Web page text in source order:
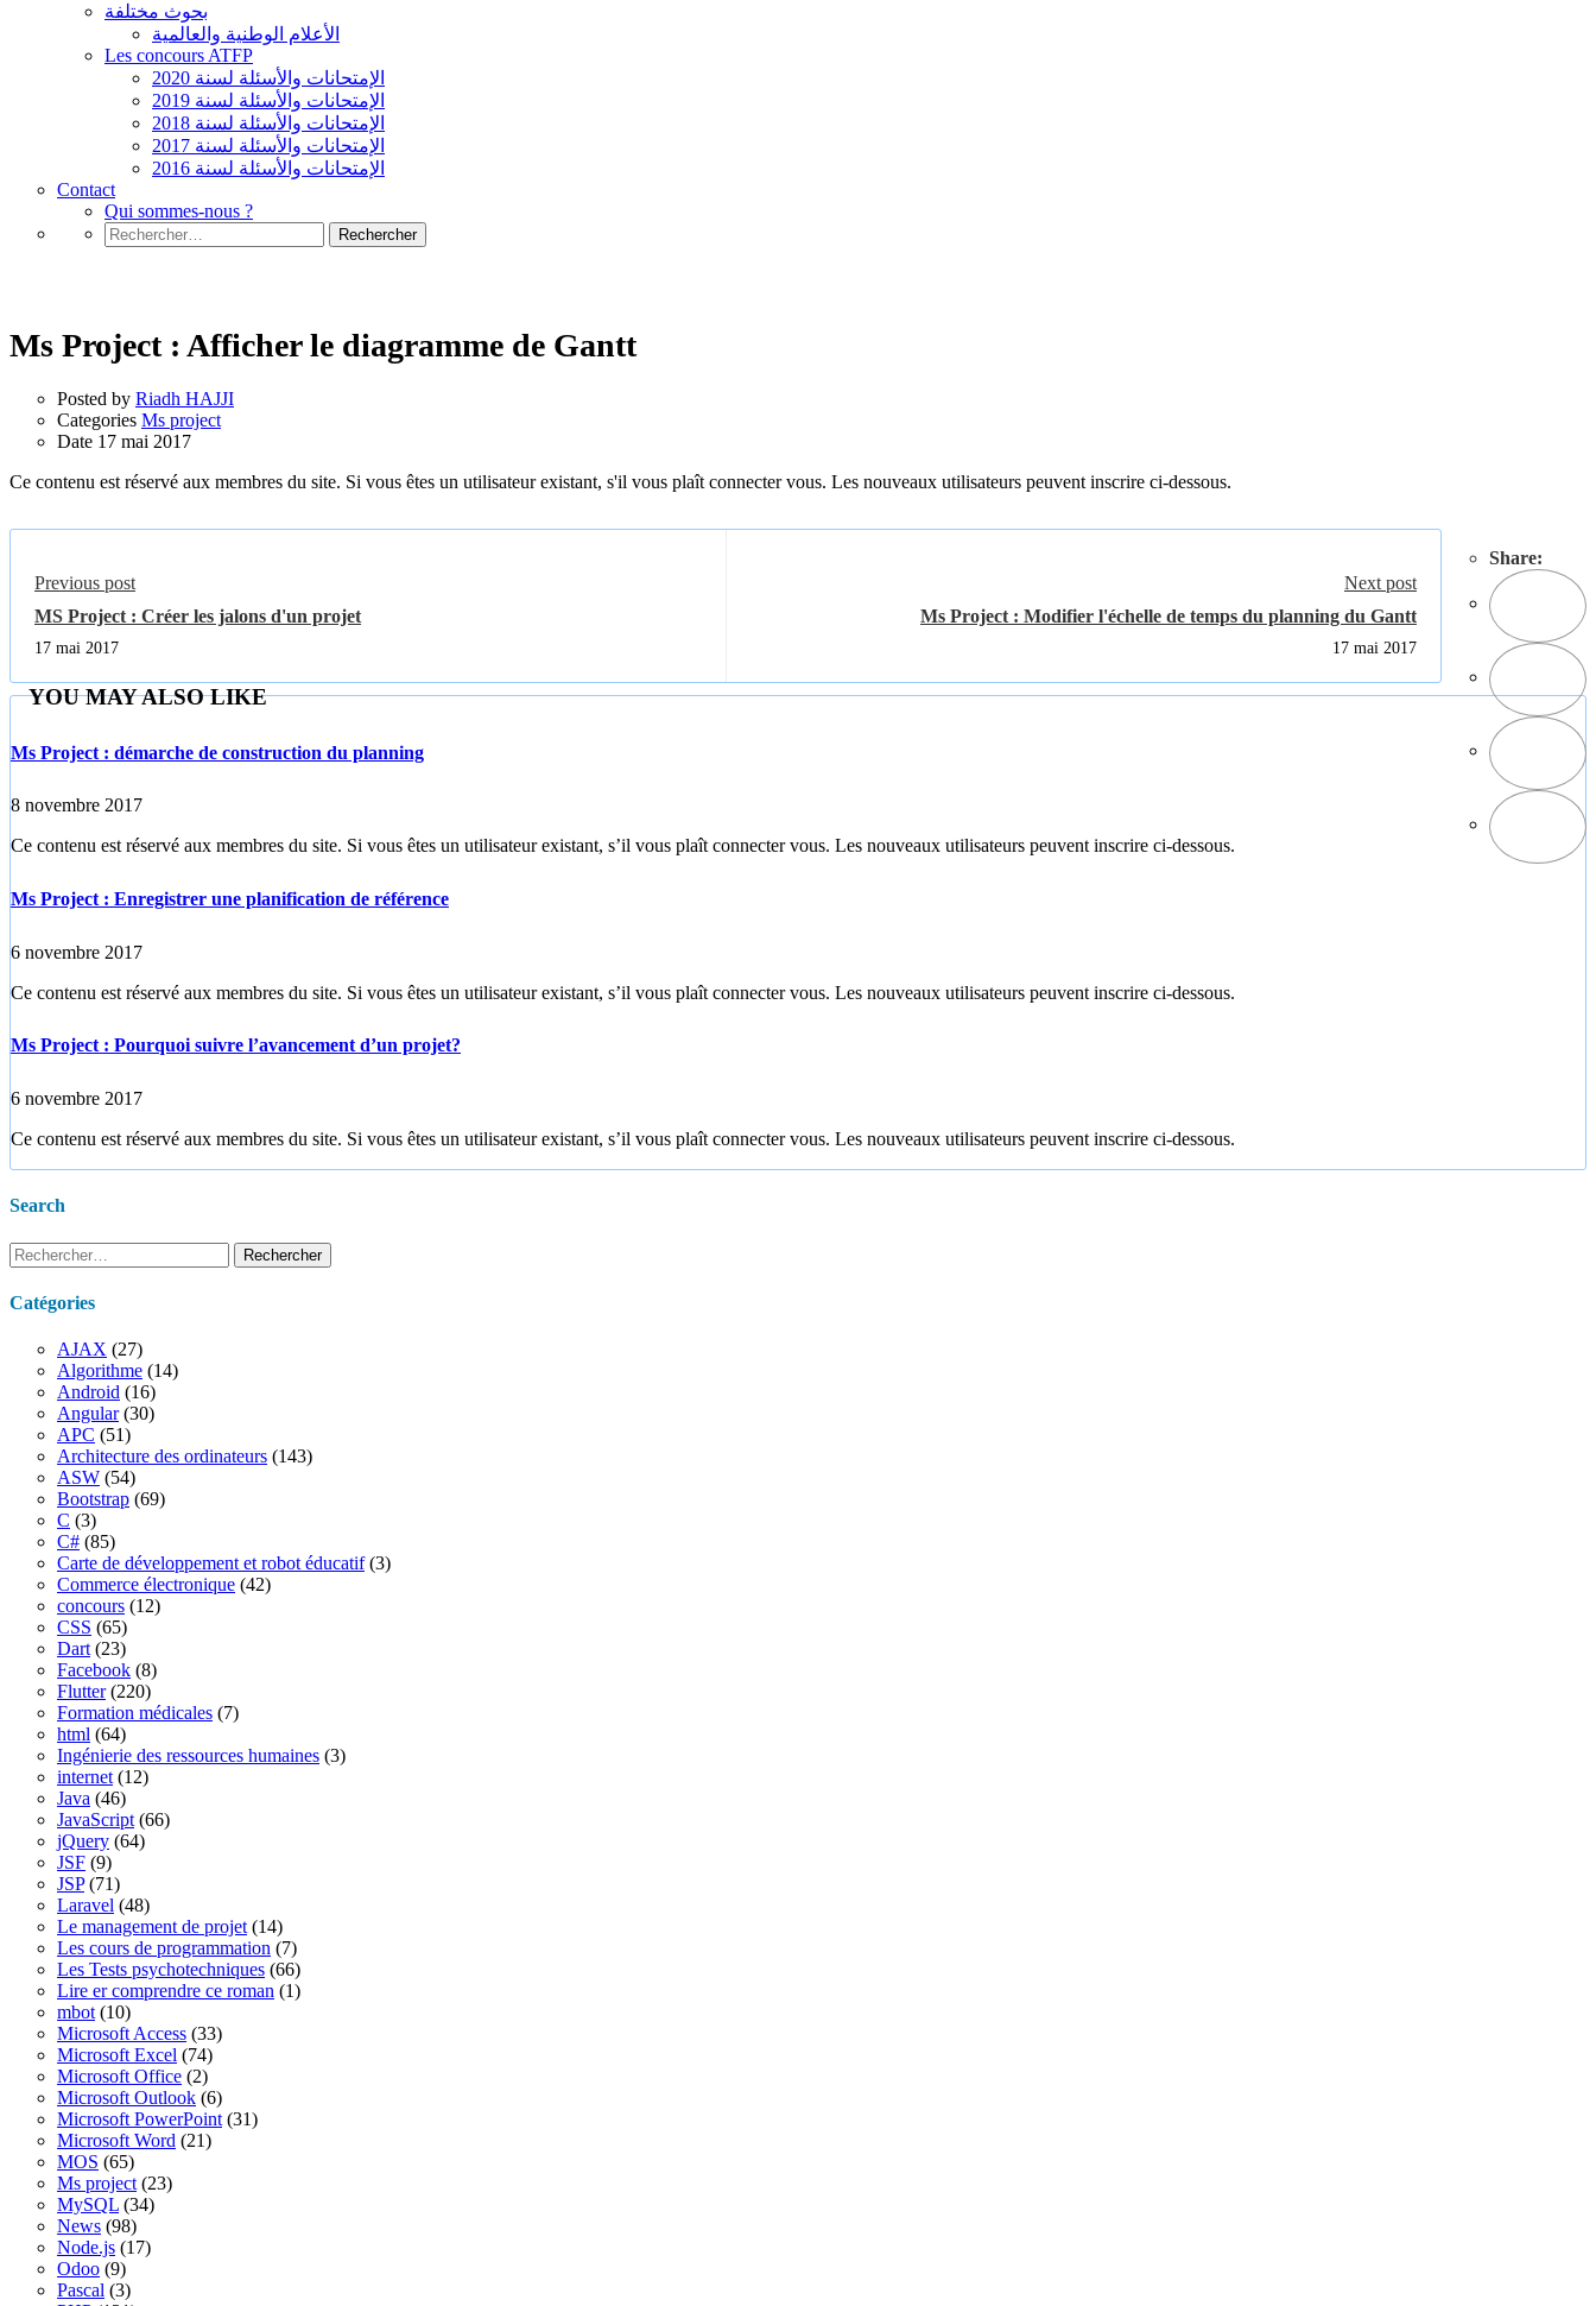
بحوث مختلفة
الأعلام الوطنية والعالمية
Les concours ATFP
الإمتحانات والأسئلة لسنة 2020
الإمتحانات والأسئلة لسنة 2019
الإمتحانات والأسئلة لسنة 2018
الإمتحانات والأسئلة لسنة 2017
الإمتحانات والأسئلة لسنة 2016
Contact
Qui sommes-nous ?
Rechercher :
Ms Project : Afficher le diagramme de Gantt
Posted by Riadh HAJJI
Categories Ms project
Date 17 mai 2017
Ce contenu est réservé aux membres du site. Si vous êtes un utilisateur existant, s'il vous plaît connecter vous. Les nouveaux utilisateurs peuvent inscrire ci-dessous.
Share:
Previous post
MS Project : Créer les jalons d'un projet
17 mai 2017
Next post
Ms Project : Modifier l'échelle de temps du planning du Gantt
17 mai 2017
YOU MAY ALSO LIKE
Ms Project : démarche de construction du planning
8 novembre 2017
Ce contenu est réservé aux membres du site. Si vous êtes un utilisateur existant, s’il vous plaît connecter vous. Les nouveaux utilisateurs peuvent inscrire ci-dessous.
Ms Project : Enregistrer une planification de référence
6 novembre 2017
Ce contenu est réservé aux membres du site. Si vous êtes un utilisateur existant, s’il vous plaît connecter vous. Les nouveaux utilisateurs peuvent inscrire ci-dessous.
Ms Project : Pourquoi suivre l’avancement d’un projet?
6 novembre 2017
Ce contenu est réservé aux membres du site. Si vous êtes un utilisateur existant, s’il vous plaît connecter vous. Les nouveaux utilisateurs peuvent inscrire ci-dessous.
Search
Rechercher :
Catégories
AJAX (27)
Algorithme (14)
Android (16)
Angular(30)
APC (51)
Architecture des ordinateurs (143)
ASW (54)
Bootstrap (69)
C (3)
C# (85)
Carte de développement et robot éducatif(3)
Commerce électronique (42)
concours (12)
CSS (65)
Dart (23)
Facebook (8)
Flutter(220)
Formation médicales (7)
html (64)
Ingénierie des ressources humaines (3)
internet (12)
Java (46)
JavaScript (66)
jQuery (64)
JSF (9)
JSP(71)
Laravel (48)
Le management de projet (14)
Les cours de programmation (7)
Les Tests psychotechniques (66)
Lire er comprendre ce roman (1)
mbot (10)
Microsoft Access (33)
Microsoft Excel (74)
Microsoft Office (2)
Microsoft Outlook (6)
Microsoft PowerPoint (31)
Microsoft Word (21)
MOS (65)
Ms project (23)
MySQL (34)
News (98)
Node.js (17)
Odoo (9)
Pascal (3)